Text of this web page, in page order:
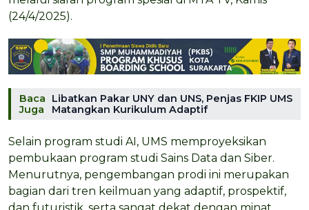
(24/4/2025).
Baca
Juga
Libatkan Pakar UNY dan UNS, Penjas FKIP UMS
Matangkan Kurikulum Adaptif
Selain program studi AI, UMS memproyeksikan
pembukaan program studi Sains Data dan Siber.
Menurutnya, pengembangan prodi ini merupakan
bagian dari tren keilmuan yang adaptif, prospektif,